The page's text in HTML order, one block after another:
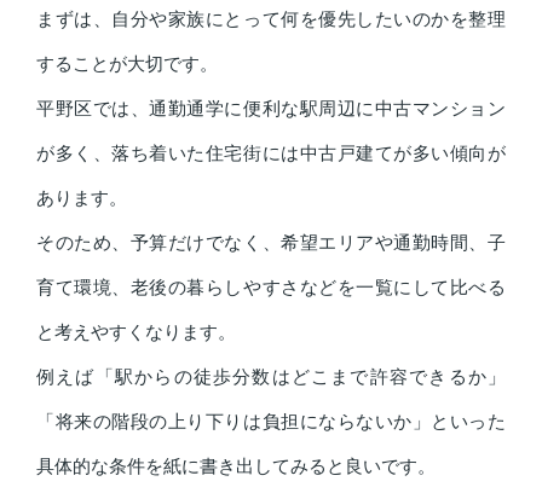
まずは、自分や家族にとって何を優先したいのかを整理
することが大切です。
平野区では、通勤通学に便利な駅周辺に中古マンション
が多く、落ち着いた住宅街には中古戸建てが多い傾向が
あります。
そのため、予算だけでなく、希望エリアや通勤時間、子
育て環境、老後の暮らしやすさなどを一覧にして比べる
と考えやすくなります。
例えば「駅からの徒歩分数はどこまで許容できるか」
「将来の階段の上り下りは負担にならないか」といった
具体的な条件を紙に書き出してみると良いです。